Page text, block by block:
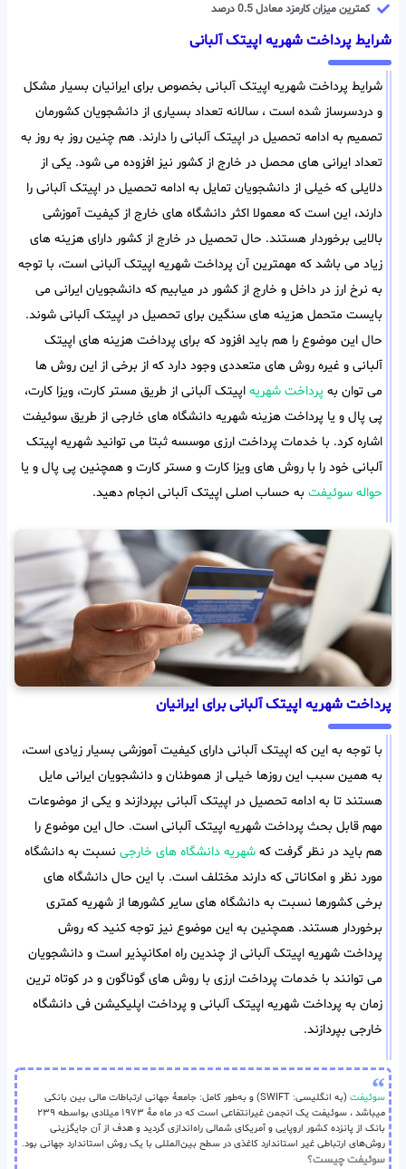
کمترین میزان کارمزد معادل 0.5 درصد
شرایط پرداخت شهریه اپیتک آلبانی
شرایط پرداخت شهریه اپیتک آلبانی بخصوص برای ایرانیان بسیار مشکل
و دردسرساز شده است ، سالانه تعداد بسیاری از دانشجویان کشورمان
تصمیم به ادامه تحصیل در اپیتک آلبانی را دارند. هم چنین روز به روز به
تعداد ایرانی های محصل در خارج از کشور نیز افزوده می شود. یکی از
دلایلی که خیلی از دانشجویان تمایل به ادامه تحصیل در اپیتک آلبانی را
دارند، این است که معمولا اکثر دانشگاه های خارج از کیفیت آموزشی
بالایی برخوردار هستند. حال تحصیل در خارج از کشور دارای هزینه های
زیاد می باشد که مهمترین آن پرداخت شهریه اپیتک آلبانی است، با توجه
به نرخ ارز در داخل و خارج از کشور در میابیم که دانشجویان ایرانی می
بایست متحمل هزینه های سنگین برای تحصیل در اپیتک آلبانی شوند.
حال این موضوع را هم باید افزود که برای پرداخت هزینه های اپیتک
آلبانی و غیره روش های متعددی وجود دارد که از برخی از این روش ها
می توان به پرداخت شهریه اپیتک آلبانی از طریق مستر کارت، ویزا کارت،
پی پال و یا پرداخت هزینه شهریه دانشگاه های خارجی از طریق سوئیفت
اشاره کرد. با خدمات پرداخت ارزی موسسه ثبتا می توانید شهریه اپیتک
آلبانی خود را با روش های ویزا کارت و مستر کارت و همچنین پی پال و یا
حواله سوئیفت به حساب اصلی اپیتک آلبانی انجام دهید.
پرداخت شهریه اپیتک آلبانی برای ایرانیان
با توجه به این که اپیتک آلبانی دارای کیفیت آموزشی بسیار زیادی است،
به همین سبب این روزها خیلی از هموطنان و دانشجویان ایرانی مایل
هستند تا به ادامه تحصیل در اپیتک آلبانی بپردازند و یکی از موضوعات
مهم قابل بحث پرداخت شهریه اپیتک آلبانی است. حال این موضوع را
هم باید در نظر گرفت که شهریه دانشگاه های خارجی نسبت به دانشگاه
مورد نظر و امکاناتی که دارند مختلف است. با این حال دانشگاه های
برخی کشورها نسبت به دانشگاه های سایر کشورها از شهریه کمتری
برخوردار هستند. همچنین به این موضوع نیز توجه کنید که روش
پرداخت شهریه اپیتک آلبانی از چندین راه امکانپذیر است و دانشجویان
می توانند با خدمات پرداخت ارزی با روش های گوناگون و در کوتاه ترین
زمان به پرداخت شهریه اپیتک آلبانی و پرداخت اپلیکیشن فی دانشگاه
خارجی بپردازند.
سوئیفت
(به انگلیسی: SWIFT) و به‌طور کامل: جامعهٔ جهانی ارتباطات مالی بین بانکی
میباشد ، سوئیفت یک انجمن غیرانتفاعی است که در ماه مهٔ ۱۹۷۳ میلادی بواسطه ۲۳۹
بانک از پانزده کشور اروپایی و آمریکای شمالی راه‌اندازی گردید و هدف از آن جایگزینی
روش‌های ارتباطی غیر استاندارد کاغذی در سطح بین‌المللی با یک روش استاندارد جهانی بود.
سوئیفت چیست؟